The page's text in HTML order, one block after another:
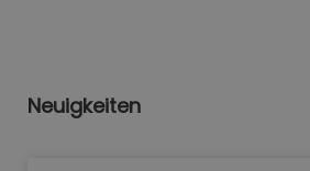
Neuigkeiten